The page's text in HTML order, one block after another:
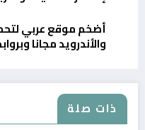
أضخم موقع عربي
والأندرويد مجانا
ذات صلة